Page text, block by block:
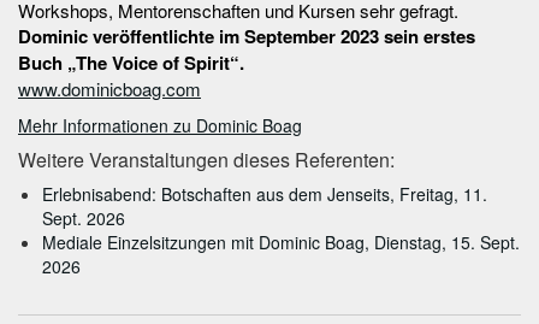
Workshops, Mentorenschaften und Kursen sehr gefragt.
Dominic veröffentlichte im September 2023 sein erstes
Buch „The Voice of Spirit“.
www.dominicboag.com
Mehr Informationen zu Dominic Boag
Weitere Veranstaltungen dieses Referenten:
Erlebnisabend: Botschaften aus dem Jenseits, Freitag, 11.
Sept. 2026
Mediale Einzelsitzungen mit Dominic Boag, Dienstag, 15. Sept.
2026